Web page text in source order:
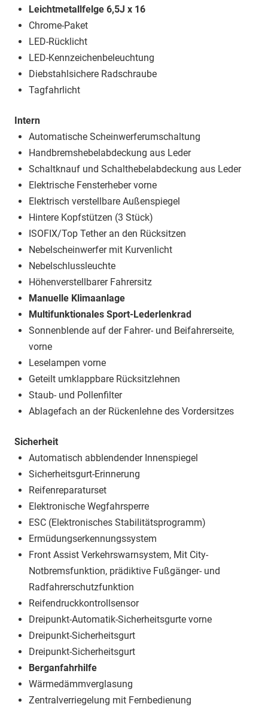
Leichtmetallfelge 6,5J x 16
Chrome-Paket
LED-Rücklicht
LED-Kennzeichenbeleuchtung
Diebstahlsichere Radschraube
Tagfahrlicht
Intern
Automatische Scheinwerferumschaltung
Handbremshebelabdeckung aus Leder
Schaltknauf und Schalthebelabdeckung aus Leder
Elektrische Fensterheber vorne
Elektrisch verstellbare Außenspiegel
Hintere Kopfstützen (3 Stück)
ISOFIX/Top Tether an den Rücksitzen
Nebelscheinwerfer mit Kurvenlicht
Nebelschlussleuchte
Höhenverstellbarer Fahrersitz
Manuelle Klimaanlage
Multifunktionales Sport-Lederlenkrad
Sonnenblende auf der Fahrer- und Beifahrerseite,
vorne
Leselampen vorne
Geteilt umklappbare Rücksitzlehnen
Staub- und Pollenfilter
Ablagefach an der Rückenlehne des Vordersitzes
Sicherheit
Automatisch abblendender Innenspiegel
Sicherheitsgurt-Erinnerung
Reifenreparaturset
Elektronische Wegfahrsperre
ESC (Elektronisches Stabilitätsprogramm)
Ermüdungserkennungssystem
Front Assist Verkehrswarnsystem, Mit City-
Notbremsfunktion, prädiktive Fußgänger- und
Radfahrerschutzfunktion
Reifendruckkontrollsensor
Dreipunkt-Automatik-Sicherheitsgurte vorne
Dreipunkt-Sicherheitsgurt
Dreipunkt-Sicherheitsgurt
Berganfahrhilfe
Wärmedämmverglasung
Zentralverriegelung mit Fernbedienung